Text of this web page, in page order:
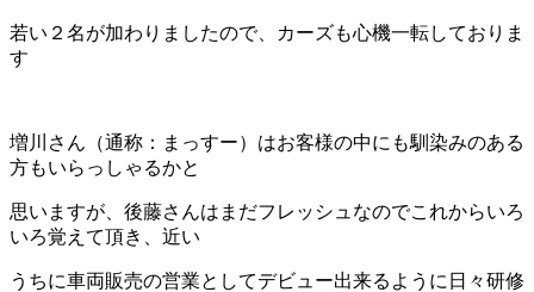
若い２名が加わりましたので、カーズも心機一転しておりま
す
増川さん（通称：まっすー）はお客様の中にも馴染みのある
方もいらっしゃるかと
思いますが、後藤さんはまだフレッシュなのでこれからいろ
いろ覚えて頂き、近い
うちに車両販売の営業としてデビュー出来るように日々研修